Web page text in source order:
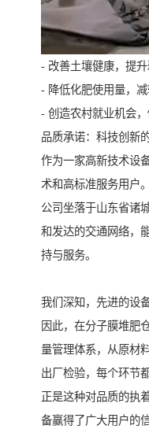
- 改善土壤健康，提
- 降低化肥使用量，
- 创造农村就业机会
品质承诺：科技创新
作为一家高新技术设
术和高标准服务用户。
公司坐落于山东省诸
和发达的交通网络，
持与服务。
我们深知，先进的设
因此，在分子膜堆肥
量管理体系，从原材
出厂检验，每个环节
正是这种对品质的执
备赢得了广大用户的信